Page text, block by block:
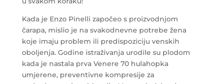
Kada je Enzo Pinelli započeo s proizvodnjom
čarapa, mislio je na svakodnevne potrebe žena
koje imaju problem ili predispoziciju venskih
oboljenja. Godine istraživanja urodile su plodom
kada je nastala prva Venere 70 hulahopka
umjerene, preventivne kompresije za